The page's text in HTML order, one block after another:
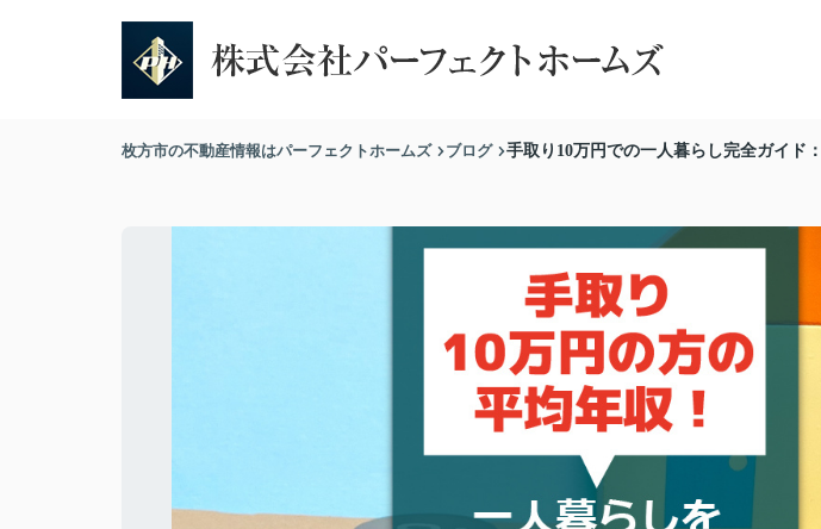
枚方市の不動産情報はパーフェクトホームズ ブログ 手取り10万円での一人暮らし完全ガイド